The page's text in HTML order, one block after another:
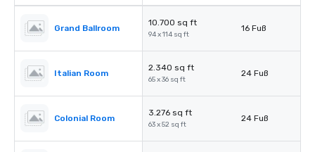
Grand Ballroom
10.700 sq ft
94 x 114 sq ft
16 Fuß
Italian Room
2.340 sq ft
65 x 36 sq ft
24 Fuß
Colonial Room
3.276 sq ft
63 x 52 sq ft
24 Fuß